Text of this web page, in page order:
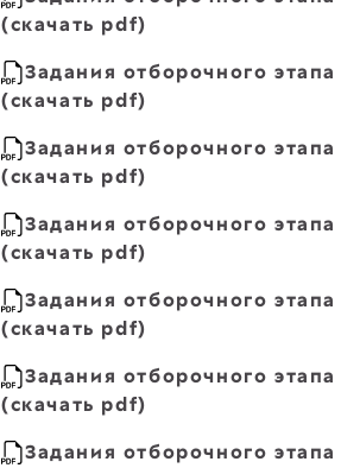
(скачать pdf)
Задания отборочного
(скачать pdf)
Задания отборочного
(скачать pdf)
Задания отборочного
(скачать pdf)
Задания отборочного
(скачать pdf)
Задания отборочного
(скачать pdf)
Задания отборочного